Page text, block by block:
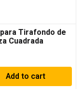
Tirafondo de
Cuadrada
Add to cart